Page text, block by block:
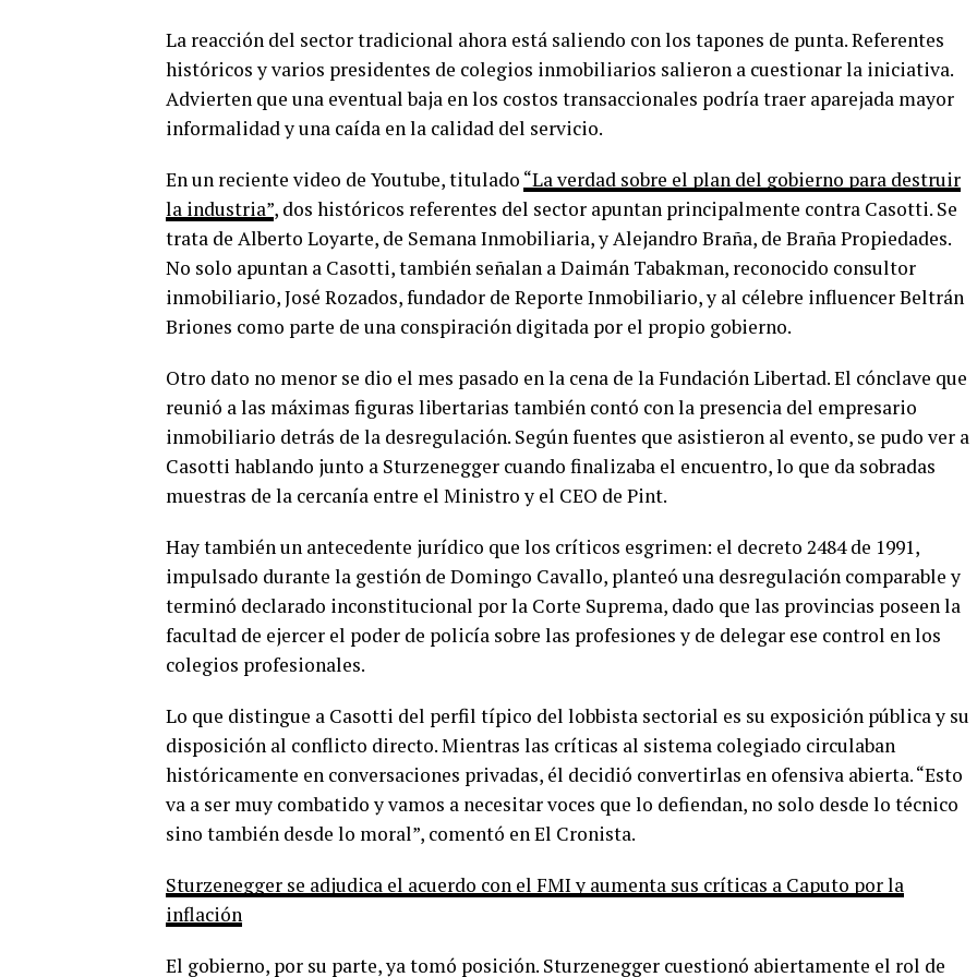
La reacción del sector tradicional ahora está saliendo con los tapones de punta. Referentes
históricos y varios presidentes de colegios inmobiliarios salieron a cuestionar la iniciativa.
Advierten que una eventual baja en los costos transaccionales podría traer aparejada mayor
informalidad y una caída en la calidad del servicio.
En un reciente video de Youtube, titulado “La verdad sobre el plan del gobierno para destruir
la industria”, dos históricos referentes del sector apuntan principalmente contra Casotti. Se
trata de Alberto Loyarte, de Semana Inmobiliaria, y Alejandro Braña, de Braña Propiedades.
No solo apuntan a Casotti, también señalan a Daimán Tabakman, reconocido consultor
inmobiliario, José Rozados, fundador de Reporte Inmobiliario, y al célebre influencer Beltrán
Briones como parte de una conspiración digitada por el propio gobierno.
Otro dato no menor se dio el mes pasado en la cena de la Fundación Libertad. El cónclave que
reunió a las máximas figuras libertarias también contó con la presencia del empresario
inmobiliario detrás de la desregulación. Según fuentes que asistieron al evento, se pudo ver a
Casotti hablando junto a Sturzenegger cuando finalizaba el encuentro, lo que da sobradas
muestras de la cercanía entre el Ministro y el CEO de Pint.
Hay también un antecedente jurídico que los críticos esgrimen: el decreto 2484 de 1991,
impulsado durante la gestión de Domingo Cavallo, planteó una desregulación comparable y
terminó declarado inconstitucional por la Corte Suprema, dado que las provincias poseen la
facultad de ejercer el poder de policía sobre las profesiones y de delegar ese control en los
colegios profesionales.
Lo que distingue a Casotti del perfil típico del lobbista sectorial es su exposición pública y su
disposición al conflicto directo. Mientras las críticas al sistema colegiado circulaban
históricamente en conversaciones privadas, él decidió convertirlas en ofensiva abierta. “Esto
va a ser muy combatido y vamos a necesitar voces que lo defiendan, no solo desde lo técnico
sino también desde lo moral”, comentó en El Cronista.
Sturzenegger se adjudica el acuerdo con el FMI y aumenta sus críticas a Caputo por la
inflación
El gobierno, por su parte, ya tomó posición. Sturzenegger cuestionó abiertamente el rol de